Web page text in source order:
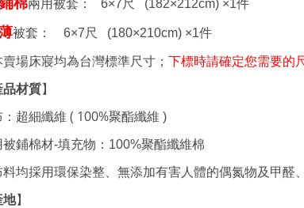
鋪棉兩用被套： 6×7尺 (182×212cm) ×1件
被套： 6×7尺 (180×210cm) ×1件
場床寢均為台灣標準尺寸； 下標時請確定您需要的
品材質】
超細纖維 ( 100%聚酯纖維 )
被鋪棉材-填充物：100%聚酯纖維棉
均採用環保染整、無添加有害人體的偶氮物及甲醛
地】